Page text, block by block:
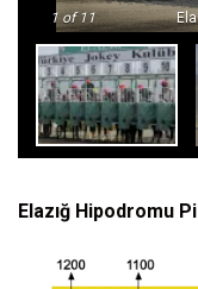
1of 11
Elazığ Hipodromu